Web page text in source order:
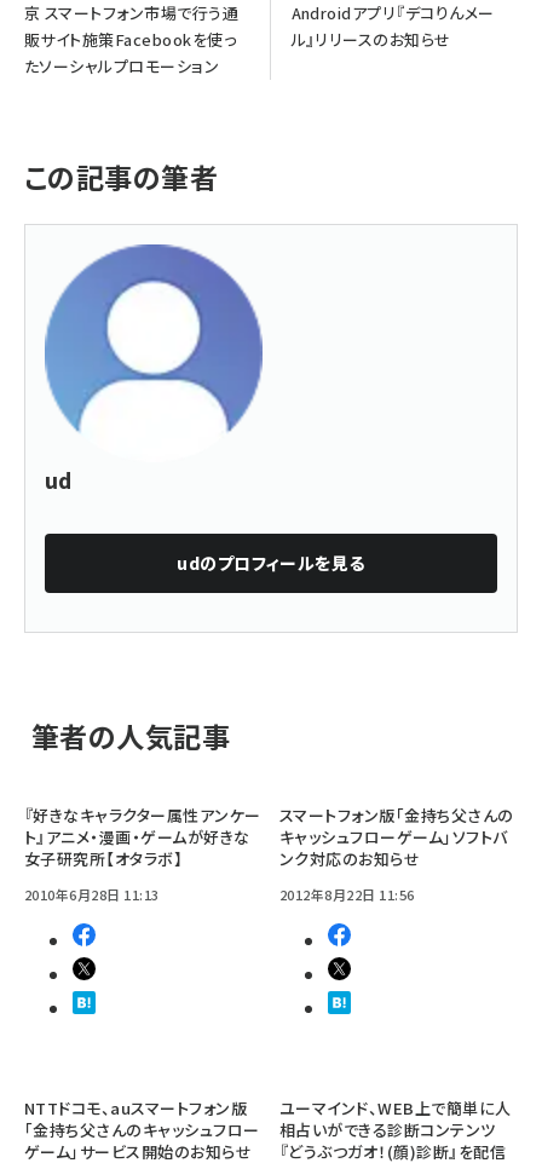
京 スマートフォン市場で行う通
販サイト施策Facebookを使っ
たソーシャルプロモーション
Androidアプリ『デコりんメー
ル』リリースのお知らせ
この記事の筆者
ud
udのプロフィールを見る
筆者の人気記事
『好きなキャラクター属性アンケー
ト』アニメ・漫画・ゲームが好きな
女子研究所【オタラボ】
2010年6月28日 11:13
スマートフォン版「金持ち父さんの
キャッシュフローゲーム」ソフトバ
ンク対応のお知らせ
2012年8月22日 11:56
NTTドコモ、auスマートフォン版
「金持ち父さんのキャッシュフロー
ゲーム」サービス開始のお知らせ
ユーマインド、WEB上で簡単に人
相占いができる診断コンテンツ
『どうぶつガオ！(顔)診断』を配信